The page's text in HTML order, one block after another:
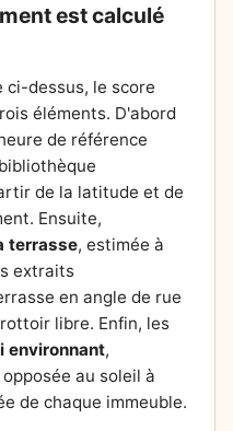
est calculé
ci-dessus, le score
éléments. D'abord
de référence
de la latitude et de
Ensuite,
terrasse, estimée à
extraits
en angle de rue
libre. Enfin, les
environnant,
au soleil à
de chaque immeuble.